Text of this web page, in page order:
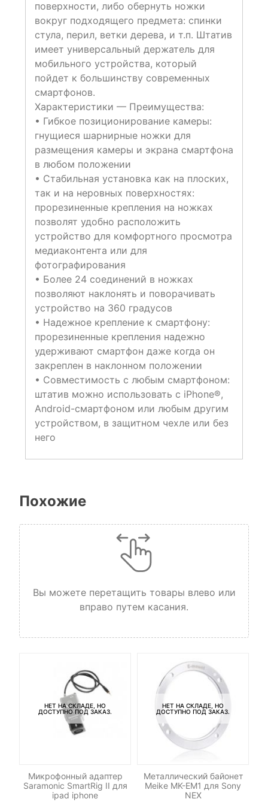
поверхности, либо обернуть ножки
вокруг подходящего предмета: спинки
стула, перил, ветки дерева, и т.п. Штатив
имеет универсальный держатель для
мобильного устройства, который
пойдет к большинству современных
смартфонов.
Характеристики — Преимущества:
• Гибкое позиционирование камеры:
гнущиеся шарнирные ножки для
размещения камеры и экрана смартфона
в любом положении
• Стабильная установка как на плоских,
так и на неровных поверхностях:
прорезиненные крепления на ножках
позволят удобно расположить
устройство для комфортного просмотра
медиаконтента или для
фотографирования
• Более 24 соединений в ножках
позволяют наклонять и поворачивать
устройство на 360 градусов
• Надежное крепление к смартфону:
прорезиненные крепления надежно
удерживают смартфон даже когда он
закреплен в наклонном положении
• Совместимость с любым смартфоном:
штатив можно использовать с iPhone®,
Android-смартфоном или любым другим
устройством, в защитном чехле или без
него
Похожие
Вы можете перетащить товары влево или
вправо путем касания.
НЕТ НА СКЛАДЕ, НО
ДОСТУПНО ПОД ЗАКАЗ.
Микрофонный адаптер
Saramonic SmartRig II для
ipad iphone
НЕТ НА СКЛАДЕ, НО
ДОСТУПНО ПОД ЗАКАЗ.
Металлический байонет
Meike MK-EM1 для Sony
NEX